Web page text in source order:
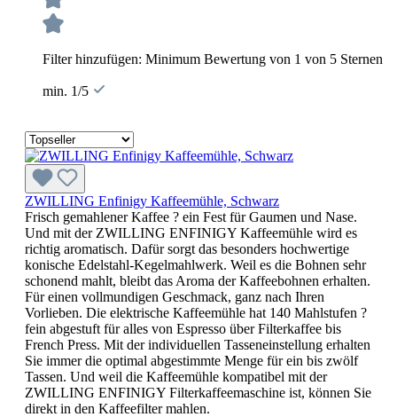
Filter hinzufügen: Minimum Bewertung von 1 von 5 Sternen
min. 1/5
ZWILLING Enfinigy Kaffeemühle, Schwarz
Frisch gemahlener Kaffee ? ein Fest für Gaumen und Nase.
Und mit der ZWILLING ENFINIGY Kaffeemühle wird es
richtig aromatisch. Dafür sorgt das besonders hochwertige
konische Edelstahl-Kegelmahlwerk. Weil es die Bohnen sehr
schonend mahlt, bleibt das Aroma der Kaffeebohnen erhalten.
Für einen vollmundigen Geschmack, ganz nach Ihren
Vorlieben. Die elektrische Kaffeemühle hat 140 Mahlstufen ?
fein abgestuft für alles von Espresso über Filterkaffee bis
French Press. Mit der individuellen Tasseneinstellung erhalten
Sie immer die optimal abgestimmte Menge für ein bis zwölf
Tassen. Und weil die Kaffeemühle kompatibel mit der
ZWILLING ENFINIGY Filterkaffeemaschine ist, können Sie
direkt in den Kaffeefilter mahlen.